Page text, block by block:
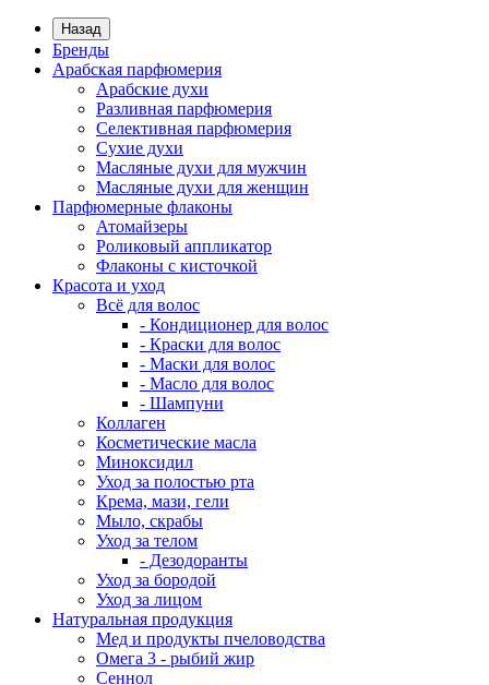
Назад
Бренды
Арабская парфюмерия
Арабские духи
Разливная парфюмерия
Селективная парфюмерия
Сухие духи
Масляные духи для мужчин
Масляные духи для женщин
Парфюмерные флаконы
Атомайзеры
Роликовый аппликатор
Флаконы с кисточкой
Красота и уход
Всё для волос
- Кондиционер для волос
- Краски для волос
- Маски для волос
- Масло для волос
- Шампуни
Коллаген
Косметические масла
Миноксидил
Уход за полостью рта
Крема, мази, гели
Мыло, скрабы
Уход за телом
- Дезодоранты
Уход за бородой
Уход за лицом
Натуральная продукция
Мед и продукты пчеловодства
Омега 3 - рыбий жир
Сеннол